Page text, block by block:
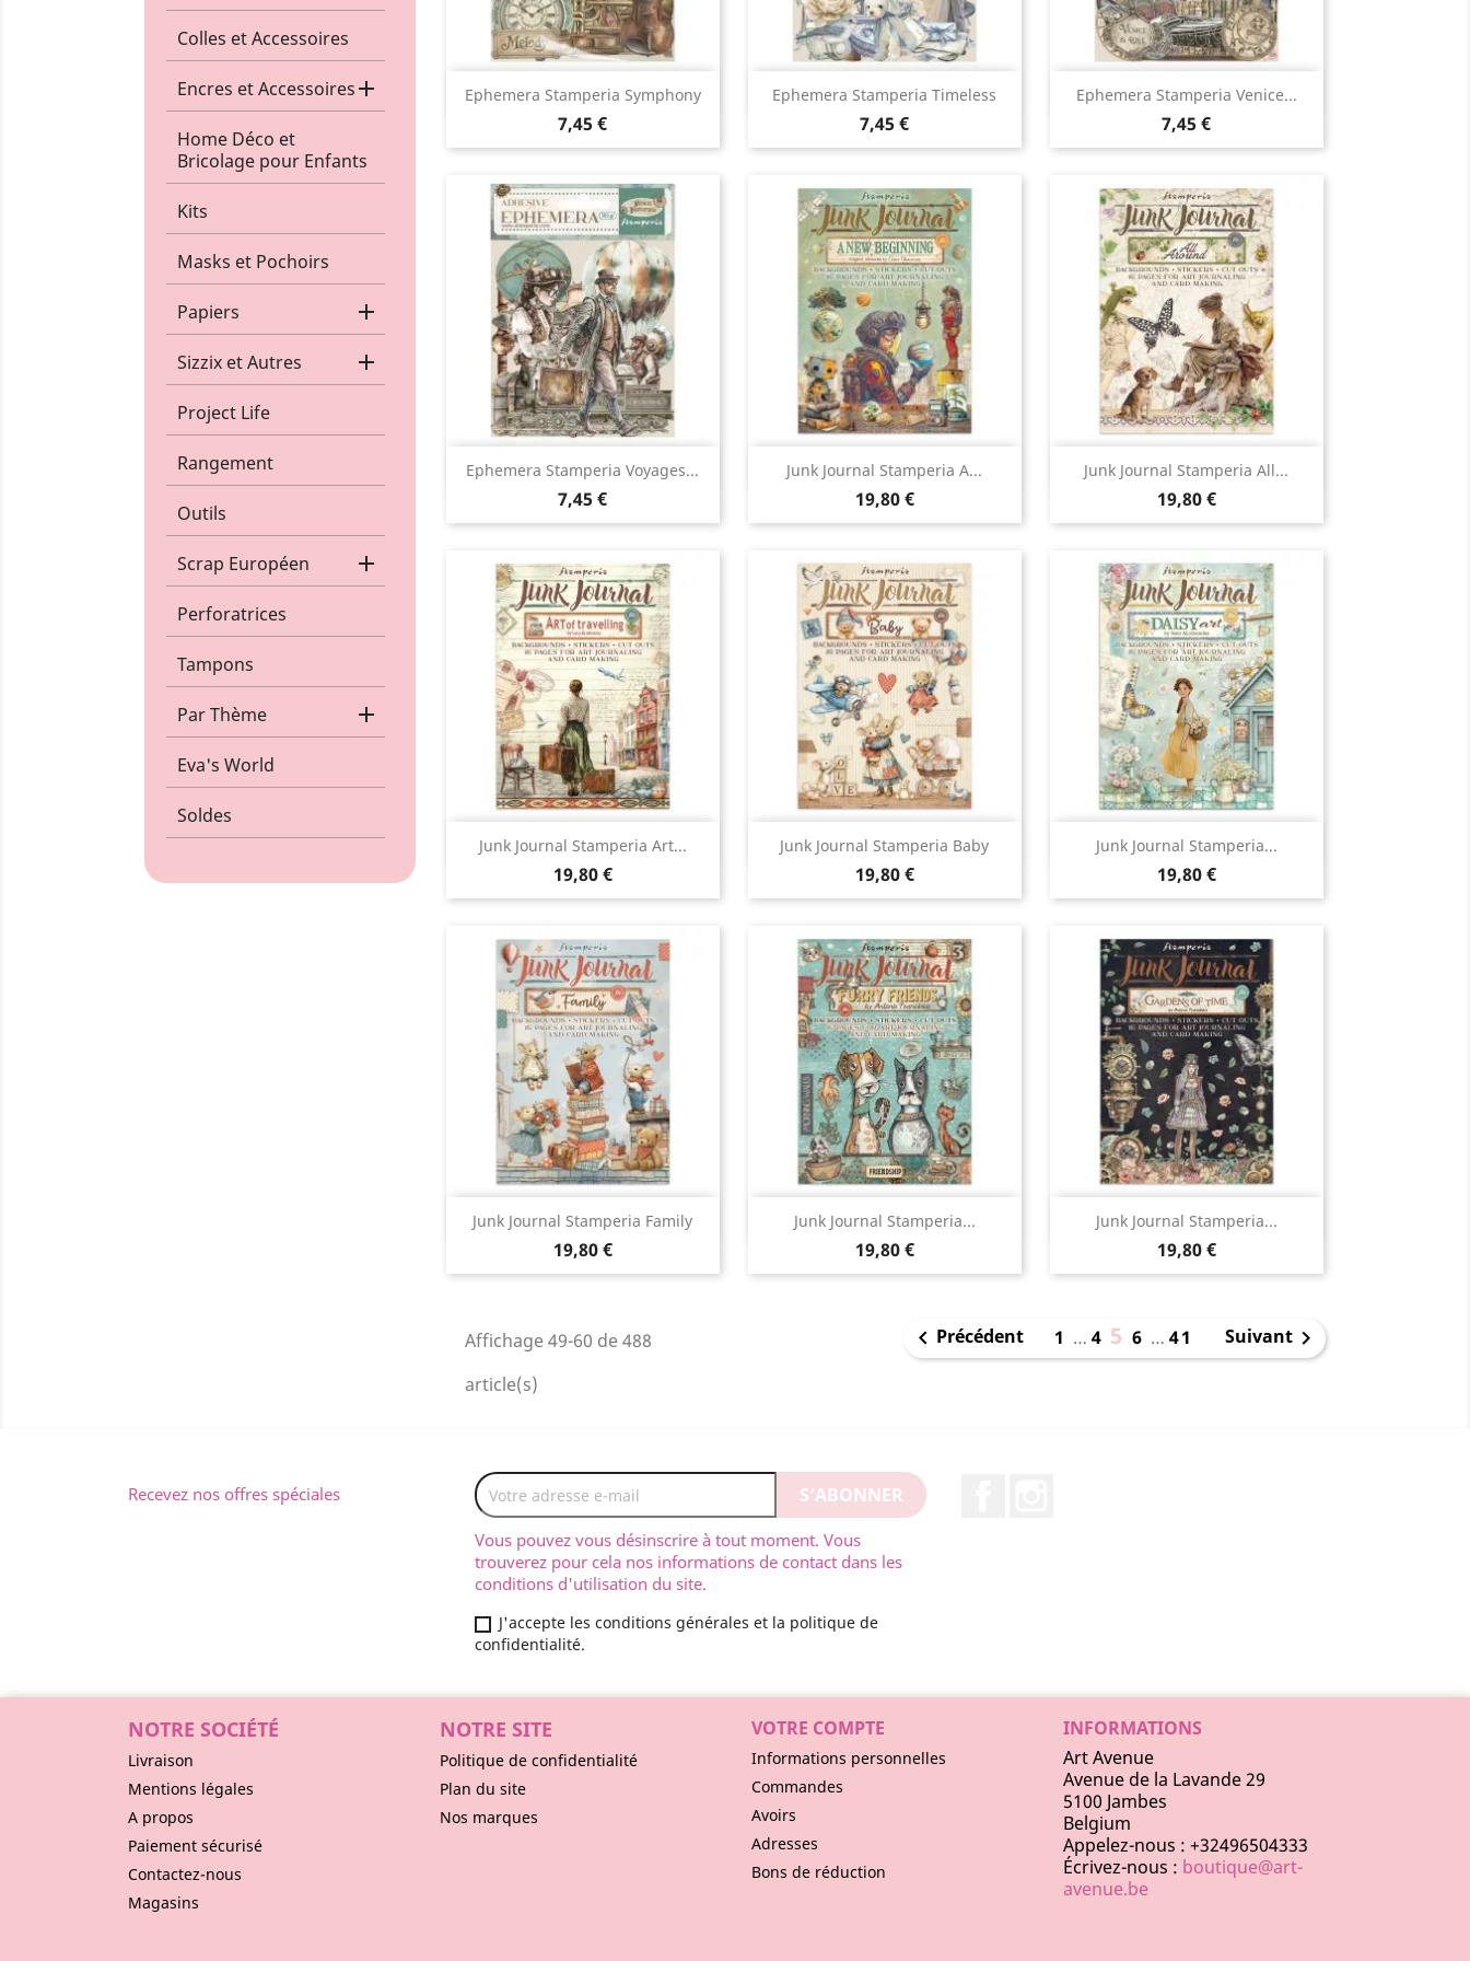
Colles et Accessoires
Encres et Accessoires
Home Déco et
Bricolage pour Enfants
Kits
Masks et Pochoirs
Papiers 
Sizzix et Autres 
Project Life
Rangement
Outils
Scrap Européen 
Perforatrices
Tampons
Par Thème 
Eva's World
Soldes
Ephemera Stamperia Symphony
7,45 €
Aperçu rapide Ephemera Stamperia Timeless
7,45 €
Aperçu rapide Ephemera Stamperia Venice...
7,45 €
Aperçu rapide
Ephemera Stamperia Voyages...
7,45 €
Aperçu rapide Junk Journal Stamperia A...
19,80 €
Aperçu rapide Junk Journal Stamperia All...
19,80 €
Aperçu rapide
Junk Journal Stamperia Art...
19,80 €
Aperçu rapide Junk Journal Stamperia Baby
19,80 €
Aperçu rapide Junk Journal Stamperia...
19,80 €
Aperçu rapide
Junk Journal Stamperia Family
19,80 €
Aperçu rapide Junk Journal Stamperia...
19,80 €
Aperçu rapide Junk Journal Stamperia...
19,80 €
Aperçu rapide
Affichage 49-60 de 488
article(s)
 Précédent 1 … 4 56 … 41 Suivant
Recevez nos offres spéciales
Vous pouvez vous désinscrire à tout moment. Vous
trouverez pour cela nos informations de contact dans les
conditions d'utilisation du site.
J'accepte les conditions générales et la politique de
confidentialité.
NOTRE SOCIÉTÉ
Livraison
Mentions légales
A propos
Paiement sécurisé
Contactez-nous
Magasins
NOTRE SITE
Politique de confidentialité
Plan du site
Nos marques
VOTRE COMPTE
Informations personnelles
Commandes
Avoirs
Adresses
Bons de réduction
INFORMATIONS
Art Avenue
Avenue de la Lavande 29
5100 Jambes
Belgium
Appelez-nous : +32496504333
Écrivez-nous : boutique@art-
avenue.be